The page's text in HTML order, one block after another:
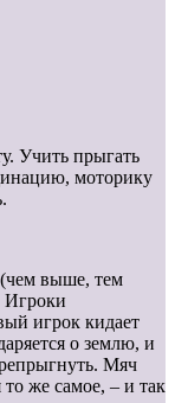
Учить прыгать
моторику
(чем выше, тем
Игроки
игрок кидает
о землю, и
Мяч
же самое, – и так